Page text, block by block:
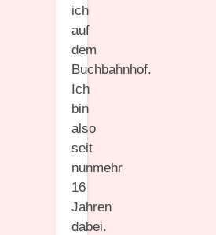
ich
auf
dem
Buchbahnhof.
Ich
bin
also
seit
nunmehr
16
Jahren
dabei.